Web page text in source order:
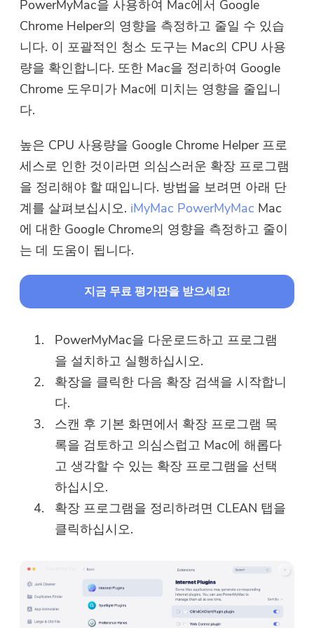
PowerMyMac을 사용하여 Mac에서 Google
Chrome Helper의 영향을 측정하고 줄일 수 있습
니다. 이 포괄적인 청소 도구는 Mac의 CPU 사용
량을 확인합니다. 또한 Mac을 정리하여 Google
Chrome 도우미가 Mac에 미치는 영향을 줄입니
다.
높은 CPU 사용량을 Google Chrome Helper 프로
세스로 인한 것이라면 의심스러운 확장 프로그램
을 정리해야 할 때입니다. 방법을 보려면 아래 단
계를 살펴보십시오. iMyMac PowerMyMac Mac
에 대한 Google Chrome의 영향을 측정하고 줄이
는 데 도움이 됩니다.
지금 무료 평가판을 받으세요!
PowerMyMac을 다운로드하고 프로그램
을 설치하고 실행하십시오.
확장을 클릭한 다음 확장 검색을 시작합니
다.
스캔 후 기본 화면에서 확장 프로그램 목
록을 검토하고 의심스럽고 Mac에 해롭다
고 생각할 수 있는 확장 프로그램을 선택
하십시오.
확장 프로그램을 정리하려면 CLEAN 탭을
클릭하십시오.